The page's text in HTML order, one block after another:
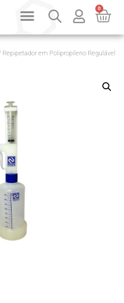
0
Repipetador em Polipropileno Regulável